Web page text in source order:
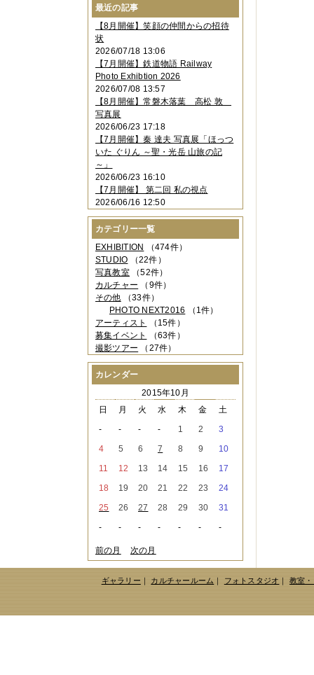
2024年04月
2024年03月（3件）
2024年02月（2件）
2023年12月
2023年11月 （4件）
2023年10月（3件）
2023年09月（4件）
2023年08月 （1件）
2023年06月（3件）
2023年05月
2023年04月 （2件）
2023年03月（5件）
2023年02月（3件）
2023年01月
2022年12月 （3件）
2022年11月（2件）
2022年10月（4件）
2022年09月（2件）
2022年08月
（3件）
2022年07月（3件）
2022年05月（4件）
2022年04月（2件）
2022年03月
（5件）
2022年02月（3件）
2022年01月（3件）
2021年12月（2件）
2021年11月（3件）
2021年10月
（1件）
2021年08月
2021年07月（1件）
2021年06月（3件）
2021年05月（2件）
2021年02月 （1件）
2020年12月（3件）
2020年11月（6件）
2020年09月（5件）
2020年06月（2件）
2020年04月（4件）
2020年03月（9件）
2020年02月（3件）
2020年01月（5件）
2019年12月（3件）
最近の記事
【8月開催】笑顔の仲間からの招待
状
2026/07/18 13:06
【7月開催】鉄道物語 Railway
Photo Exhibtion 2026
2026/07/08 13:57
【8月開催】常磐木落葉 高松 敦
写真展
2026/06/23 17:18
【7月開催】秦 達夫 写真展「ほっつ
いた ぐりん ～聖・光岳 山旅の記
～」
2026/06/23 16:10
【7月開催】 第二回 私の視点
2026/06/16 12:50
カテゴリー一覧
EXHIBITION （474件）
STUDIO （22件）
写真教室（52件）
カルチャー （9件）
その他 （33件）
PHOTO NEXT2016 （1件）
アーティスト
（15件）
募集イベント
（63件）
撮影ツアー （27件）
カレンダー
2015年10月
日
月 火 水 木 金
土
-
- - - 1 2
3
4
5 6 7 8 9
10
11
12 13 14 15 16
17
18
19 20 21 22 23
24
25
26 27 28 29 30
31
-
- - - - - -
前の月 次の月
ギャラリー｜ カルチャールーム｜ フォトスタジオ｜ 教室